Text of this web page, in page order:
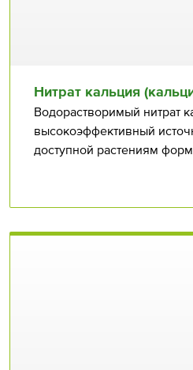
Нитрат кальция
Водорастворимый нитрат
высокоэффективный
доступной растениям